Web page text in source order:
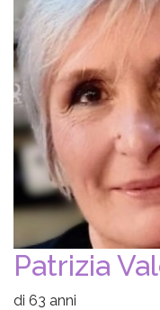
Patrizia
di 63 anni